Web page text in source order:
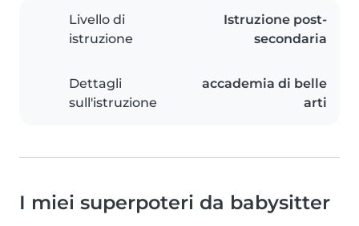
Livello di
istruzione
Istruzione post-
secondaria
Dettagli
sull'istruzione
accademia di belle
arti
I miei superpoteri da babysitter